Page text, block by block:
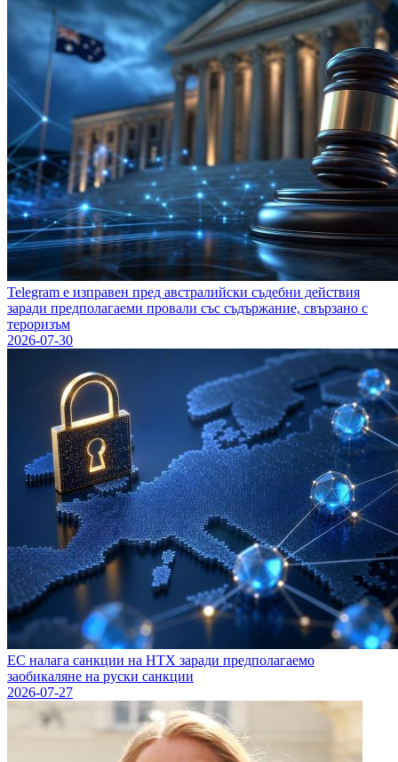
Telegram е изправен пред австралийски съдебни действия
заради предполагаеми провали със съдържание, свързано с
тероризъм
2026-07-30
ЕС налага санкции на HTX заради предполагаемо
заобикаляне на руски санкции
2026-07-27